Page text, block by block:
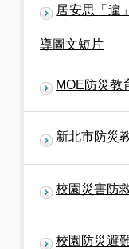
居安思「違
導圖文短片
MOE防災教
新北市防災
校園災害防
校園防災避